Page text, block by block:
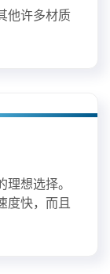
他许多材质
想选择。
度快，而且